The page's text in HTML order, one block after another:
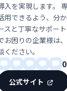
入を実現します。
用できるよう、分
スと丁寧なサポー
お困りの企業様は
ください。
公式サイト